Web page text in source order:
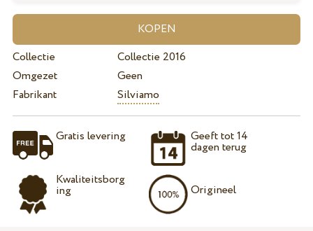
Collectie
Collectie 2016
Omgezet
Geen
Fabrikant
Silviamo
Gratis levering
Kwaliteitsborg
ing
Geeft tot 14
dagen terug
Origineel